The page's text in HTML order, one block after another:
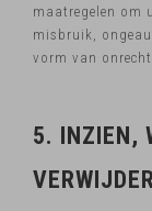
maatregelen om
misbruik,
vorm van
5. INZIEN,